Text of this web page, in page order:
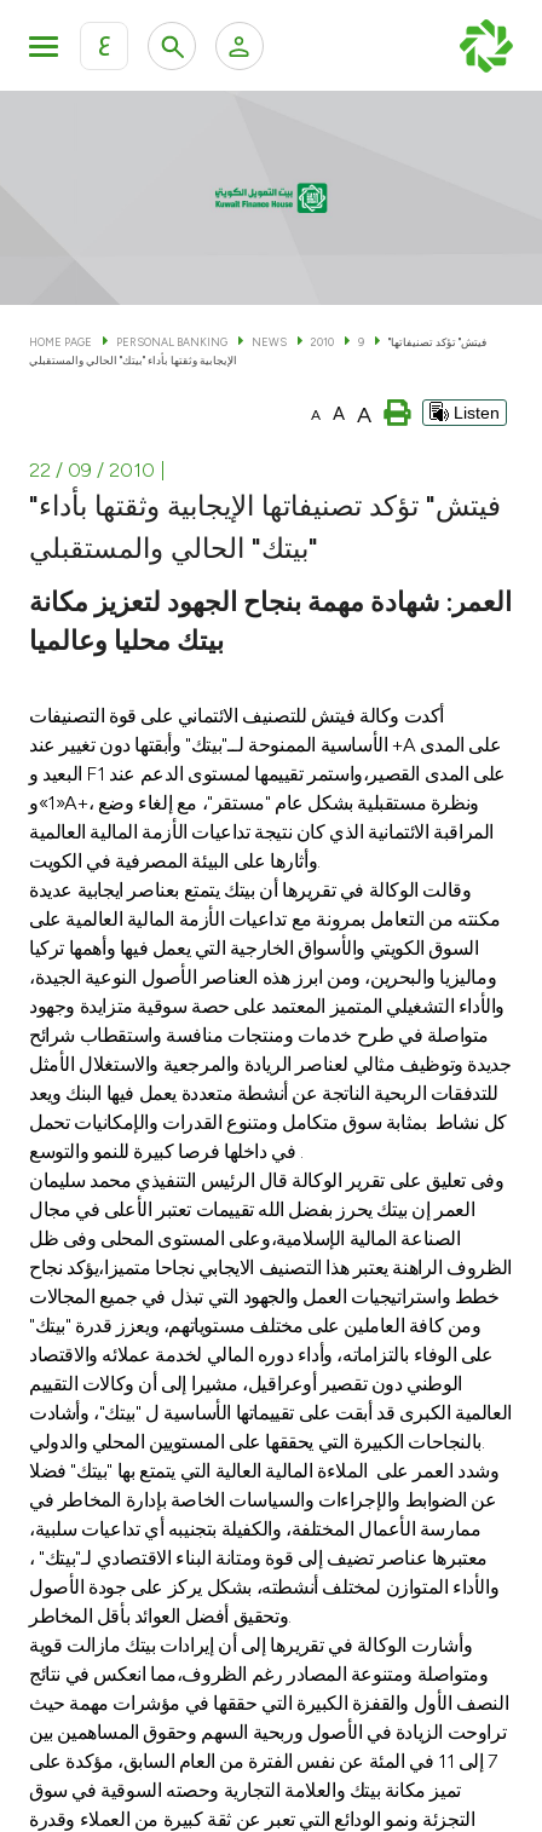
ع
KFH Online Corporate Banking Services
Cards
Banking Tiers
Investment
Tools & Services
After Sales Services
Contact us
Branch & ATM locator
Germany
Malaysia
Turkey
Egypt
UK
Kingdom of Bahrain
HOME PAGE PERSONAL BANKING NEWS 2010 9
"فيتش" تؤكد تصنيفاتها
الإيجابية وثقتها بأداء "بيتك" الحالي والمستقبلي
A A A Listen
22 / 09 / 2010
"فيتش" تؤكد تصنيفاتها الإيجابية وثقتها بأداء
"بيتك" الحالي والمستقبلي
العمر: شهادة مهمة بنجاح الجهود لتعزيز مكانة
بيتك محليا وعالميا
أكدت وكالة فيتش للتصنيف الائتماني على قوة التصنيفات
الأساسية الممنوحة لــ"بيتك" وأبقتها دون تغيير عند +A على المدى
البعيد و F1 على المدى القصير،واستمر تقييمها لمستوى الدعم عند
«1»وA+، ونظرة مستقبلية بشكل عام "مستقر"، مع إلغاء وضع
المراقبة الائتمانية الذي كان نتيجة تداعيات الأزمة المالية العالمية
وأثارها على البيئة المصرفية في الكويت.
وقالت الوكالة في تقريرها أن بيتك يتمتع بعناصر ايجابية عديدة
مكنته من التعامل بمرونة مع تداعيات الأزمة المالية العالمية على
السوق الكويتي والأسواق الخارجية التي يعمل فيها وأهمها تركيا
وماليزيا والبحرين، ومن ابرز هذه العناصر الأصول النوعية الجيدة،
والأداء التشغيلي المتميز المعتمد على حصة سوقية متزايدة وجهود
متواصلة في طرح خدمات ومنتجات منافسة واستقطاب شرائح
جديدة وتوظيف مثالي لعناصر الريادة والمرجعية والاستغلال الأمثل
للتدفقات الربحية الناتجة عن أنشطة متعددة يعمل فيها البنك ويعد
كل نشاط بمثابة سوق متكامل ومتنوع القدرات والإمكانيات تحمل
في داخلها فرصا كبيرة للنمو والتوسع .
وفى تعليق على تقرير الوكالة قال الرئيس التنفيذي محمد سليمان
العمر إن بيتك يحرز بفضل الله تقييمات تعتبر الأعلى في مجال
الصناعة المالية الإسلامية،وعلى المستوى المحلى وفى ظل
الظروف الراهنة يعتبر هذا التصنيف الايجابي نجاحا متميزا،يؤكد نجاح
خطط واستراتيجيات العمل والجهود التي تبذل في جميع المجالات
ومن كافة العاملين على مختلف مستوياتهم، ويعزز قدرة "بيتك"
على الوفاء بالتزاماته، وأداء دوره المالي لخدمة عملائه والاقتصاد
الوطني دون تقصير أوعراقيل، مشيرا إلى أن وكالات التقييم
العالمية الكبرى قد أبقت على تقييماتها الأساسية ل "بيتك"، وأشادت
بالنجاحات الكبيرة التي يحققها على المستويين المحلي والدولي.
وشدد العمر على الملاءة المالية العالية التي يتمتع بها "بيتك" فضلا
عن الضوابط والإجراءات والسياسات الخاصة بإدارة المخاطر في
ممارسة الأعمال المختلفة، والكفيلة بتجنيبه أي تداعيات سلبية،
معتبرها عناصر تضيف إلى قوة ومتانة البناء الاقتصادي لـ"بيتك" ،
والأداء المتوازن لمختلف أنشطته، بشكل يركز على جودة الأصول
وتحقيق أفضل العوائد بأقل المخاطر.
وأشارت الوكالة في تقريرها إلى أن إيرادات بيتك مازالت قوية
ومتواصلة ومتنوعة المصادر رغم الظروف،مما انعكس في نتائج
النصف الأول والقفزة الكبيرة التي حققها في مؤشرات مهمة حيث
تراوحت الزيادة في الأصول وربحية السهم وحقوق المساهمين بين
7 إلى 11 في المئة عن نفس الفترة من العام السابق، مؤكدة على
تميز مكانة بيتك والعلامة التجارية وحصته السوقية في سوق
التجزئة ونمو الودائع التي تعبر عن ثقة كبيرة من العملاء وقدرة